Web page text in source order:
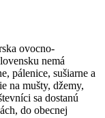
ovocno-
nemá
pálenice, sušiarne a
na mušty, džemy,
sa dostanú
do obecnej